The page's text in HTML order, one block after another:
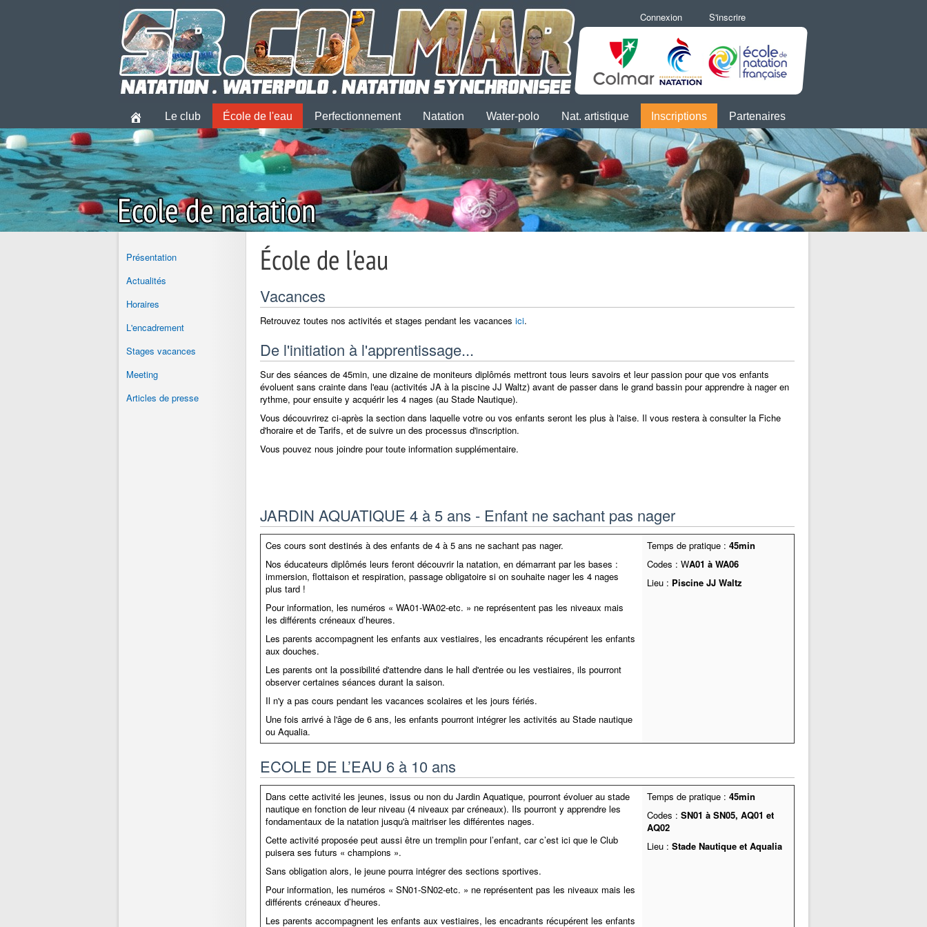
Connexion S'inscrire
Le club École de l'eau Perfectionnement Natation Water-polo Nat. artistique Inscriptions Partenaires
Présentation
Actualités
Horaires
L'encadrement
Stages vacances
Meeting
Articles de presse
École de l'eau
Vacances
Retrouvez toutes nos activités et stages pendant les vacances ici.
De l'initiation à l'apprentissage...
Sur des séances de 45min, une dizaine de moniteurs diplômés mettront tous leurs savoirs et leur passion pour que vos enfants
évoluent sans crainte dans l'eau (activités JA à la piscine JJ Waltz) avant de passer dans le grand bassin pour apprendre à nager en
rythme, pour ensuite y acquérir les 4 nages (au Stade Nautique).
Vous découvrirez ci-après la section dans laquelle votre ou vos enfants seront les plus à l'aise. Il vous restera à consulter la Fiche
d'horaire et de Tarifs, et de suivre un des processus d'inscription.
Vous pouvez nous joindre pour toute information supplémentaire.
JARDIN AQUATIQUE 4 à 5 ans - Enfant ne sachant pas nager
Ces cours sont destinés à des enfants de 4 à 5 ans ne sachant pas nager.
Nos éducateurs diplômés leurs feront découvrir la natation, en démarrant par les bases :
immersion, flottaison et respiration, passage obligatoire si on souhaite nager les 4 nages
plus tard !
Pour information, les numéros « WA01-WA02-etc. » ne représentent pas les niveaux mais
les différents créneaux d’heures.
Les parents accompagnent les enfants aux vestiaires, les encadrants récupérent les enfants
aux douches.
Les parents ont la possibilité d'attendre dans le hall d'entrée ou les vestiaires, ils pourront
observer certaines séances durant la saison.
Il n'y a pas cours pendant les vacances scolaires et les jours fériés.
Une fois arrivé à l'âge de 6 ans, les enfants pourront intégrer les activités au Stade nautique
ou Aqualia.
Temps de pratique : 45min
Codes : WA01 à WA06
Lieu : Piscine JJ Waltz
ECOLE DE L’EAU 6 à 10 ans
Dans cette activité les jeunes, issus ou non du Jardin Aquatique, pourront évoluer au stade
nautique en fonction de leur niveau (4 niveaux par créneaux). Ils pourront y apprendre les
fondamentaux de la natation jusqu'à maitriser les différentes nages.
Cette activité proposée peut aussi être un tremplin pour l’enfant, car c’est ici que le Club
puisera ses futurs « champions ».
Sans obligation alors, le jeune pourra intégrer des sections sportives.
Pour information, les numéros « SN01-SN02-etc. » ne représentent pas les niveaux mais les
différents créneaux d’heures.
Les parents accompagnent les enfants aux vestiaires, les encadrants récupérent les enfants
Temps de pratique : 45min
Codes : SN01 à SN05, AQ01 et
AQ02
Lieu : Stade Nautique et Aqualia